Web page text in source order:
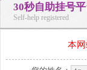
30秒自助挂号
Self-help registered
本